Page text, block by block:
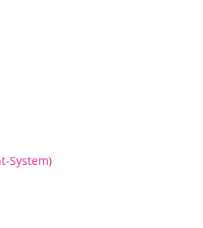
System)